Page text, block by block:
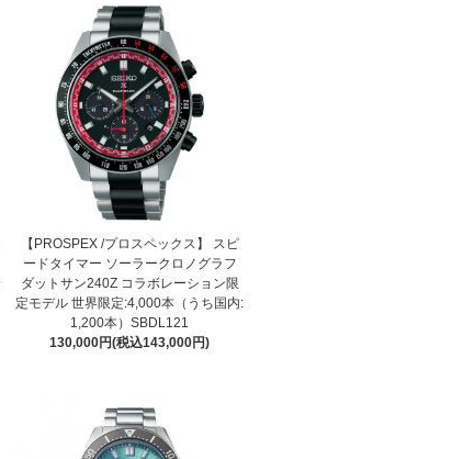
【PROSPEX /プロスペックス】 スピ
ードタイマー ソーラークロノグラフ
ダットサン240Z コラボレーション限
定モデル 世界限定:4,000本（うち国内:
1,200本）SBDL121
130,000円(税込143,000円)